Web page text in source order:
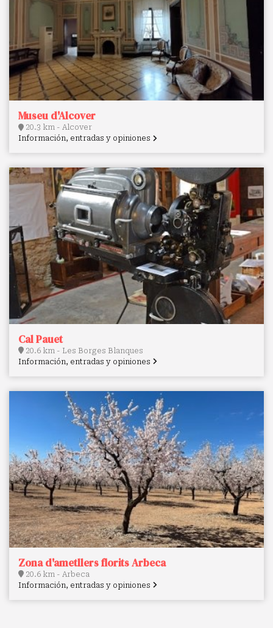
Museu d'Alcover
20.3 km - Alcover
Información, entradas y opiniones
Cal Pauet
20.6 km - Les Borges Blanques
Información, entradas y opiniones
Zona d'ametllers florits Arbeca
20.6 km - Arbeca
Información, entradas y opiniones